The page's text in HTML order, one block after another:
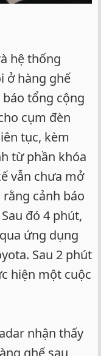
hệ thống
ở hàng ghế
tổng cộng
cụm đèn
tục, kèm
từ phần khóa
vẫn chưa mở
cảnh báo
đó 4 phút,
ứng dụng
Sau 2 phút
hiện một cuộc
nhận thấy